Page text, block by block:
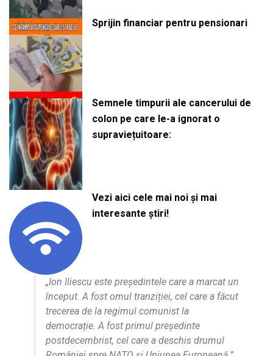
Sprijin financiar pentru pensionari
Semnele timpurii ale cancerului de
colon pe care le-a ignorat o
supraviețuitoare:
Vezi aici cele mai noi și mai
interesante știri!
„Ion Iliescu este președintele care a marcat un
început. A fost omul tranziției, cel care a făcut
trecerea de la regimul comunist la
democrație. A fost primul președinte
postdecembrist, cel care a deschis drumul